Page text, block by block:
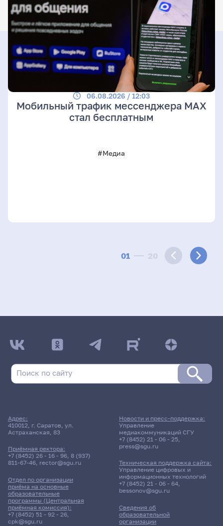
01 20
06.08.2026 / 12:03
Мобильный трафик мессенджера MAX
стал бесплатным
#Медиа
Адрес:
410012, г. Саратов, ул.
Астраханская, 83
Приёмная ректора:
+7 (8452) 26 - 16 - 96, 8 (937)
811-67-46, rector@sgu.ru
Отдел по организации
приёма на основные
образовательные
программы (Центральная
приёмная комиссия):
+7 (8452) 51 - 92 - 26,
cpk@sgu.ru
Сведения об
образовательной
организации
Новости и пресс-поддержка:
Управление
медиакоммуникаций СГУ
+7 (8452) 21 - 06 - 25,
press@sgu.ru
Техническая поддержка сайта:
Управление цифровых и
информационных технологий
+7 (8452) 21 - 06 - 64,
bessonov@sgu.ru